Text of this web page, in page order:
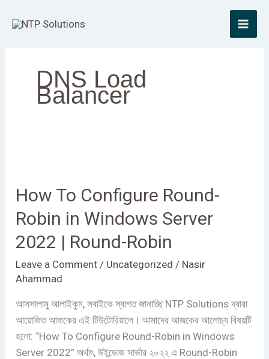
DNS Load
Balancer
How To Configure Round-
Robin in Windows Server
2022 | Round-Robin
Leave a Comment / Uncategorized / Nasir
Ahammad
আসসালামু আলাইকুম, সবাইকে স্বাগত জানাচ্ছি NTP Solutions দ্বারা
আয়োজিত আজকের এই টিউটোরিয়ালে। আমাদের আজকের আলোচ্য বিষয়টি
হলো: “How To Configure Round-Robin in Windows
Server 2022” অর্থাৎ, উইন্ডোজ সার্ভার ২০২২ এ Round-Robin
Configure
Robin
in
Server
|
Round-
Robin